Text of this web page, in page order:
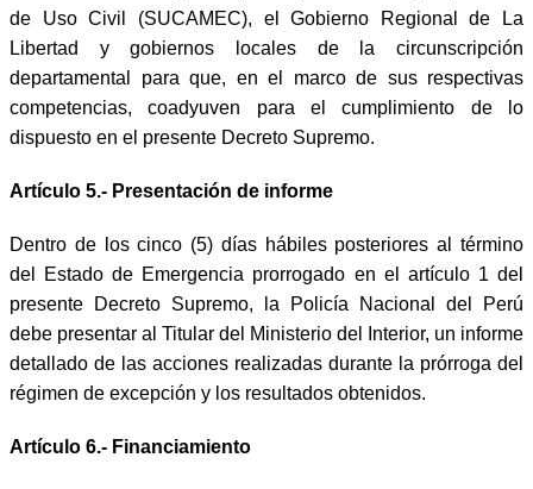
de Uso Civil (SUCAMEC), el Gobierno Regional de La
Libertad y gobiernos locales de la circunscripción
departamental para que, en el marco de sus respectivas
competencias, coadyuven para el cumplimiento de lo
dispuesto en el presente Decreto Supremo.
Artículo 5.- Presentación de informe
Dentro de los cinco (5) días hábiles posteriores al término
del Estado de Emergencia prorrogado en el artículo 1 del
presente Decreto Supremo, la Policía Nacional del Perú
debe presentar al Titular del Ministerio del Interior, un informe
detallado de las acciones realizadas durante la prórroga del
régimen de excepción y los resultados obtenidos.
Artículo 6.- Financiamiento